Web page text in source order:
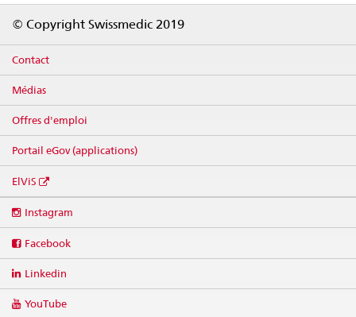
© Copyright Swissmedic 2019
Contact
Médias
Offres d'emploi
Portail eGov (applications)
ElViS
media
Instagram
Facebook
Linkedin
YouTube